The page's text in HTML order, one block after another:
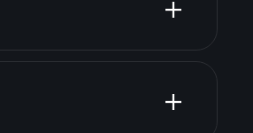
informes
de alto dividendo